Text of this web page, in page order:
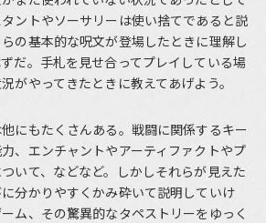
ントやソーサリーは使い捨てであると説
の基本的な呪文が登場したときに理解し
だ。手札を見せ合ってプレイしている場
がやってきたときに教えてあげよう。
にもたくさんある。戦闘に関係するキー
、エンチャントやアーティファクトやプ
いて、などなど。しかしそれらが見えた
分かりやすくかみ砕いて説明していけ
ム、その驚異的なタペストリーをゆっく